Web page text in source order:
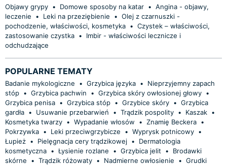
Objawy grypy • Domowe sposoby na katar • Angina - objawy,
leczenie
• Leki na przeziębienie • Olej z czarnuszki -
pochodzenie, właściwości, kosmetyka • Czystek – właściwości,
zastosowanie czystka •
Imbir - właściwości lecznicze i
odchudzające
POPULARNE TEMATY
Badanie mykologiczne • Grzybica języka •
Nieprzyjemny zapach
stóp • Grzybica pachwin • Grzybica skóry owłosionej głowy •
Grzybica penisa • Grzybica stóp • Grzybice skóry • Grzybica
gardła • Usuwanie przebarwień • Trądzik pospolity • Kaszak •
Kosmetyka twarzy • Wypadanie włosów • Znamię Beckera •
Pokrzywka • Leki przeciwgrzybicze • Wyprysk potnicowy •
Łupież • Pielęgnacja cery trądzikowej •
Dermatologia
kosmetyczna • Łysienie rozlane • Grzybica jelit •
Brodawki
skórne
• Trądzik różowaty • Nadmierne owłosienie • Grudki